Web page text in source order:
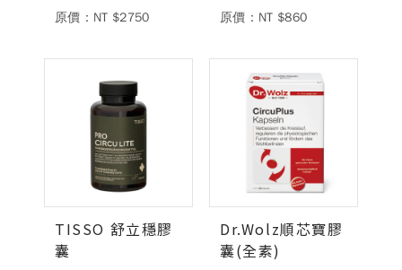
原價：NT $2750 原價：NT $860
TISSO 舒立穩膠
囊
Dr.Wolz順芯寶膠
囊(全素)